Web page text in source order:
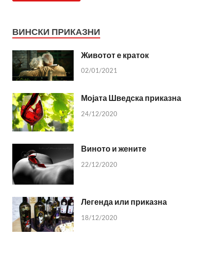
ВИНСКИ ПРИКАЗНИ
Животот е краток
02/01/2021
Мојата Шведска приказна
24/12/2020
Виното и жените
22/12/2020
Легенда или приказна
18/12/2020